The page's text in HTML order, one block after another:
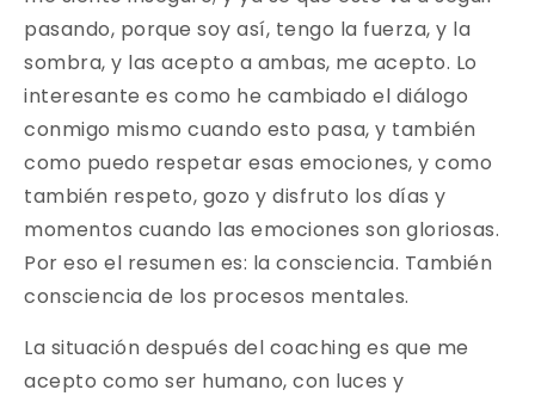
pasando, porque soy así, tengo la fuerza, y la
sombra, y las acepto a ambas, me acepto. Lo
interesante es como he cambiado el diálogo
conmigo mismo cuando esto pasa, y también
como puedo respetar esas emociones, y como
también respeto, gozo y disfruto los días y
momentos cuando las emociones son gloriosas.
Por eso el resumen es: la consciencia. También
consciencia de los procesos mentales.
La situación después del coaching es que me
acepto como ser humano, con luces y